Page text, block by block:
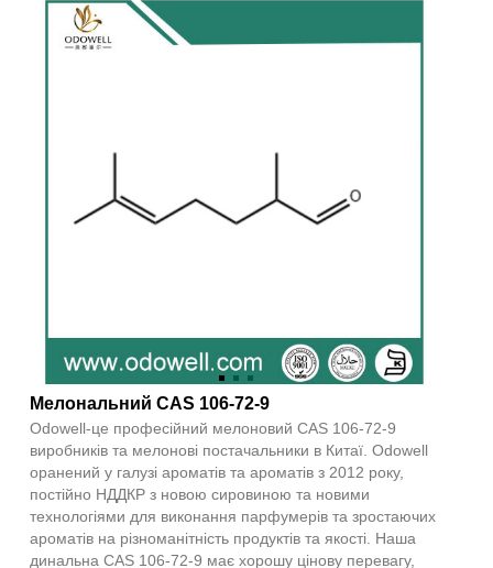
Мелональний CAS 106-72-9
Odowell-це професійний мелоновий CAS 106-72-9
виробників та мелонові постачальники в Китаї. Odowell
оранений у галузі ароматів та ароматів з 2012 року,
постійно НДДКР з новою сировиною та новими
технологіями для виконання парфумерів та зростаючих
ароматів на різноманітність продуктів та якості. Наша
динальна CAS 106-72-9 має хорошу цінову перевагу,